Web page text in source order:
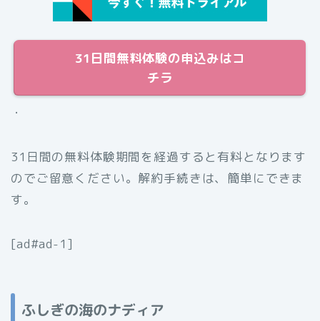
31日間無料体験の申込みはコ
チラ
・
31日間の無料体験期間を経過すると有料となります
のでご留意ください。解約手続きは、簡単にできま
す。
[ad#ad-1]
ふしぎの海のナディア